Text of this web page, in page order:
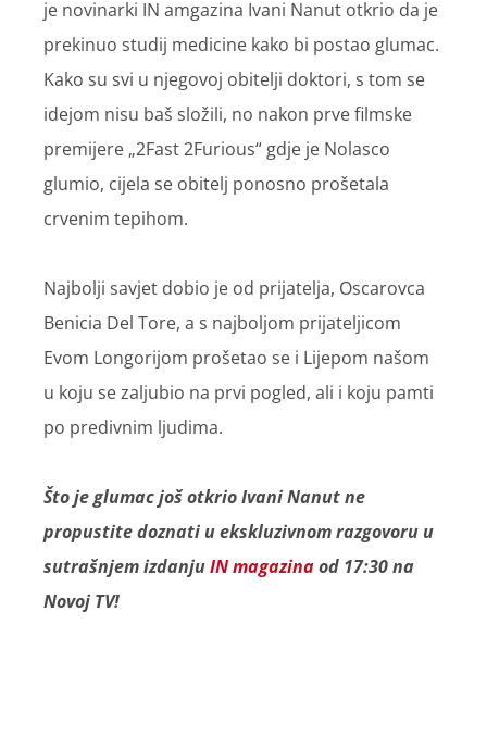
je novinarki IN amgazina Ivani Nanut otkrio da je
prekinuo studij medicine kako bi postao glumac.
Kako su svi u njegovoj obitelji doktori, s tom se
idejom nisu baš složili, no nakon prve filmske
premijere „2Fast 2Furious“ gdje je Nolasco
glumio, cijela se obitelj ponosno prošetala
crvenim tepihom.
Najbolji savjet dobio je od prijatelja, Oscarovca
Benicia Del Tore, a s najboljom prijateljicom
Evom Longorijom prošetao se i Lijepom našom
u koju se zaljubio na prvi pogled, ali i koju pamti
po predivnim ljudima.
Što je glumac još otkrio Ivani Nanut ne
propustite doznati u ekskluzivnom razgovoru u
sutrašnjem izdanjuIN magazinaod 17:30 na
Novoj TV!